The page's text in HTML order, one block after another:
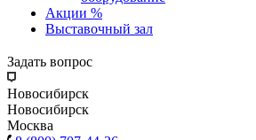
Акции %
Выставочный зал
Задать вопрос
Новосибирск
Новосибирск
Москва